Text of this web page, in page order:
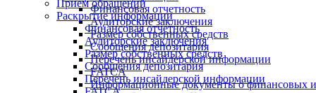
Прием обращений
Раскрытие информации
Финансовая отчетность
Аудиторские заключения
Размер собственных средств
Сообщения депозитария
Перечень инсайдерской информации
Финансовая отчетность
Аудиторские заключения
Размер собственных средств
Сообщения депозитария
Перечень инсайдерской информации
FATCA
Информационные документы о финансовых